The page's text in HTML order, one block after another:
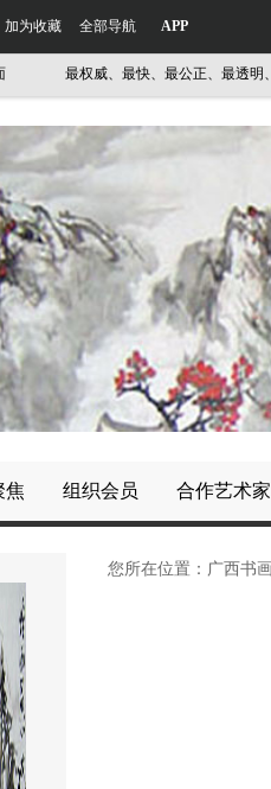
加为收藏 全部导航 APP
最权威、最快、最公正、最透明、最
焦 组织会员 合作艺术家
您所在位置： 广西书